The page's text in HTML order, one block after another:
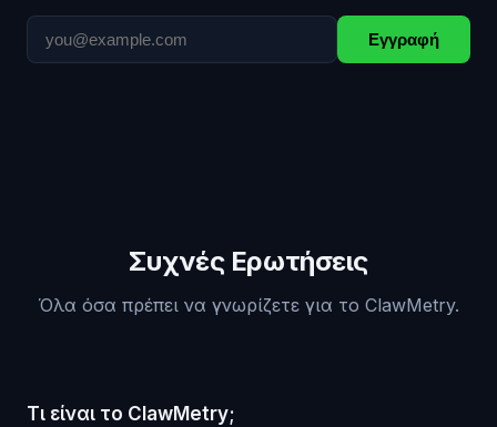
Εγγραφή
Συχνές Ερωτήσεις
Όλα όσα πρέπει να γνωρίζετε για το ClawMetry.
Τι είναι το ClawMetry;